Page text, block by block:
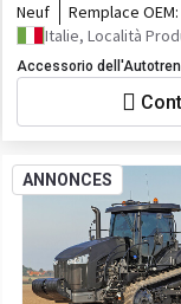
Neuf Remplace OEM:
1377344
1878319
Italie, Località
Accessorio
ANNONCES